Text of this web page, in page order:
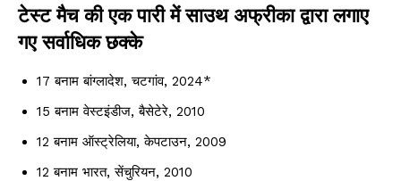
टेस्ट मैच की एक पारी में साउथ अफ्रीका द्वारा लगाए
गए सर्वाधिक छक्के
17 बनाम बांग्लादेश, चटगांव, 2024*
15 बनाम वेस्टइंडीज, बैसेटेरे, 2010
12 बनाम ऑस्ट्रेलिया, केपटाउन, 2009
12 बनाम भारत, सेंचुरियन, 2010